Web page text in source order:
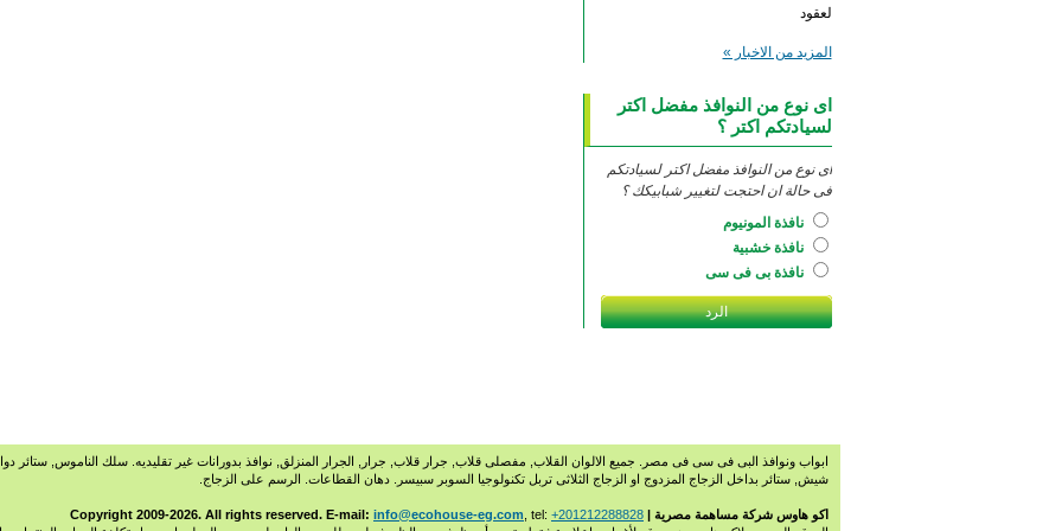
لعقود
‫المزيد من الاخبار‬ »
اى نوع من النوافذ مفضل اكتر
لسيادتكم اكتر ؟
اى نوع من النوافذ مفضل اكتر لسيادتكم
فى حالة ان احتجت لتغيير شبابيكك ؟
نافذة المونيوم
نافذة خشبية
نافذة بى فى سى
ابواب ونوافذ البى فى سى فى مصر. جميع الالوان القلاب, مفصلى قلاب, جرار قلاب, جرار, الجرار المنزلق, نوافذ بدورانات غير تقليديه. سلك الناموس, ستائر
شيش, ستائر بداخل الزجاج المزدوج او الزجاج الثلاثى تربل تكنولوجيا السوبر سبيسر. دهان القطاعات. الرسم على الزجاج.
اكو هاوس شركة مساهمة مصرية | Copyright 2009-2026. All rights reserved. E-mail: info@ecohouse-eg.com , tel: +201212288828